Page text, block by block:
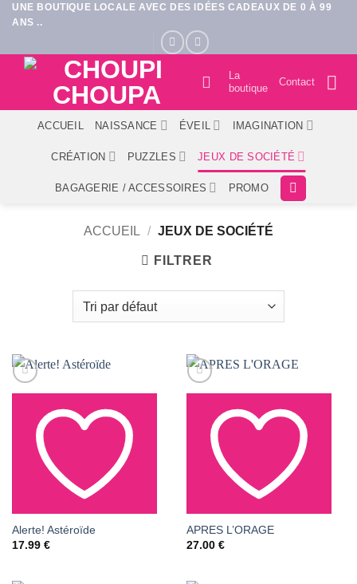
Passer
au
UNE BOUTIQUE LOCALE AVEC DES IDÉES CADEAUX DE 0 À 99
ANS ..
La
boutique
Contact
ACCUEIL NAISSANCE ÉVEIL IMAGINATION
CRÉATION PUZZLES JEUX DE SOCIÉTÉ
BAGAGERIE / ACCESSOIRES PROMO
ACCUEIL / JEUX DE SOCIÉTÉ
FILTRER
AJOUTER À LA LISTE
DE SOUHAITS
Alerte! Astéroïde
17.99 €
AJOUTER À LA LISTE
DE SOUHAITS
APRES L’ORAGE
27.00 €